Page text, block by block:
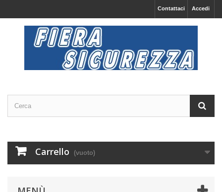
Accedi
Contattaci
Carrello (vuoto)